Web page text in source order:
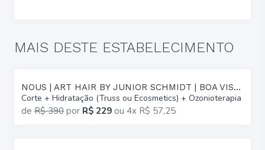
MAIS DESTE ESTABELECIMENTO
NOUS | ART HAIR BY JUNIOR SCHMIDT | BOA VISTA
Corte + Hidratação (Truss ou Ecosmetics) + Ozonioterapia
de R$ 390 por R$ 229 ou 4x R$ 57,25